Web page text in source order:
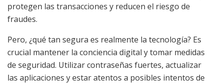
protegen las transacciones y reducen el riesgo de
fraudes.
Pero, ¿qué tan segura es realmente la tecnología? Es
crucial mantener la conciencia digital y tomar medidas
de seguridad. Utilizar contraseñas fuertes, actualizar
las aplicaciones y estar atentos a posibles intentos de